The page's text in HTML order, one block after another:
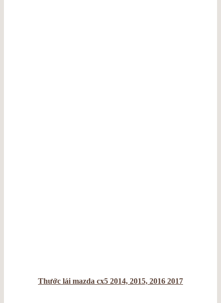
Thước lái mazda cx5 2014, 2015, 2016 2017